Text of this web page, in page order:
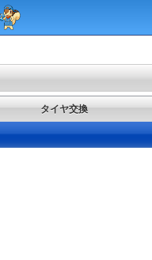
タイヤ交換